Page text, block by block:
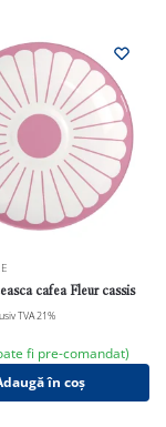
cafea Fleur cassis
TVA 21%
fi pre-comandat)
în coș